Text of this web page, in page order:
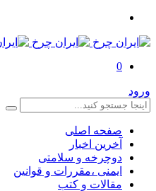
0
ورود
صفحه اصلی
آخرین اخبار
دوچرخه و سلامتی
ایمنی ،مقررات و قوانین
مقالات و کتب